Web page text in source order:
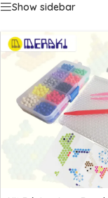
Show sidebar